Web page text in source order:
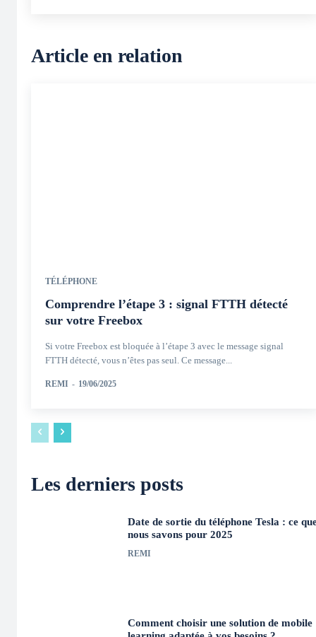
Article en relation
TÉLÉPHONE
Comprendre l’étape 3 : signal FTTH détecté
sur votre Freebox
Si votre Freebox est bloquée à l’étape 3 avec le message signal
FTTH détecté, vous n’êtes pas seul. Ce message...
REMI - 19/06/2025
Les derniers posts
Date de sortie du téléphone Tesla : ce
nous savons pour 2025
REMI
Comment choisir une solution de mobile